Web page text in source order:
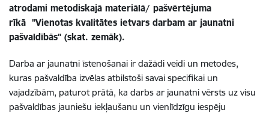
atrodami metodiskajā materiālā/ pašvērtējuma
rīkā "Vienotas kvalitātes ietvars darbam ar jaunatni
pašvaldībās" (skat. zemāk).
Darba ar jaunatni īstenošanai ir dažādi veidi un metodes,
kuras pašvaldība izvēlas atbilstoši savai specifikai un
vajadzībām, paturot prātā, ka darbs ar jaunatni vērsts uz visu
pašvaldības jauniešu iekļaušanu un vienlīdzīgu iespēju